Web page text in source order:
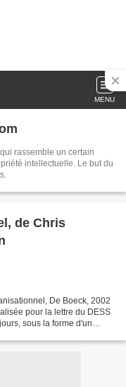
MENU
rassemble un certain
intellectuelle. Le but du
de Chris
De Boeck, 2002
pour la lettre du DESS
sous la forme d'un